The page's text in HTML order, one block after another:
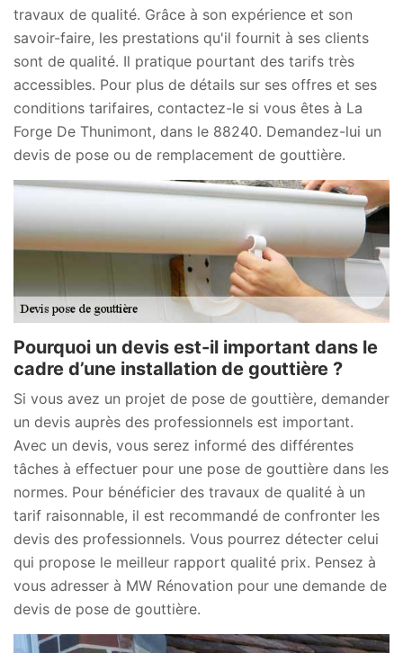
travaux de qualité. Grâce à son expérience et son
savoir-faire, les prestations qu'il fournit à ses clients
sont de qualité. Il pratique pourtant des tarifs très
accessibles. Pour plus de détails sur ses offres et ses
conditions tarifaires, contactez-le si vous êtes à La
Forge De Thunimont, dans le 88240. Demandez-lui un
devis de pose ou de remplacement de gouttière.
Pourquoi un devis est-il important dans le
cadre d’une installation de gouttière ?
Si vous avez un projet de pose de gouttière, demander
un devis auprès des professionnels est important.
Avec un devis, vous serez informé des différentes
tâches à effectuer pour une pose de gouttière dans les
normes. Pour bénéficier des travaux de qualité à un
tarif raisonnable, il est recommandé de confronter les
devis des professionnels. Vous pourrez détecter celui
qui propose le meilleur rapport qualité prix. Pensez à
vous adresser à MW Rénovation pour une demande de
devis de pose de gouttière.